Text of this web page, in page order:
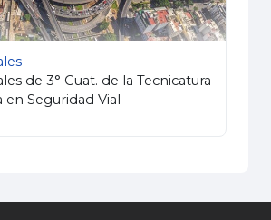
de 3° Cuat. de la Tecnicatura
en Seguridad Vial